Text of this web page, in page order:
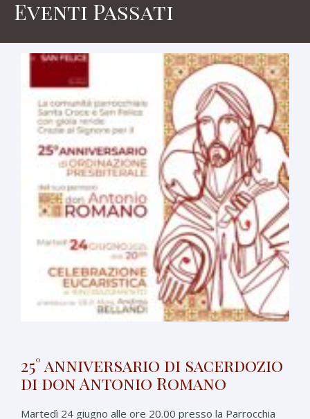
Eventi Passati
25° anniversario di sacerdozio
di don Antonio Romano
Martedì 24 giugno alle ore 20.00 presso la Parrocchia